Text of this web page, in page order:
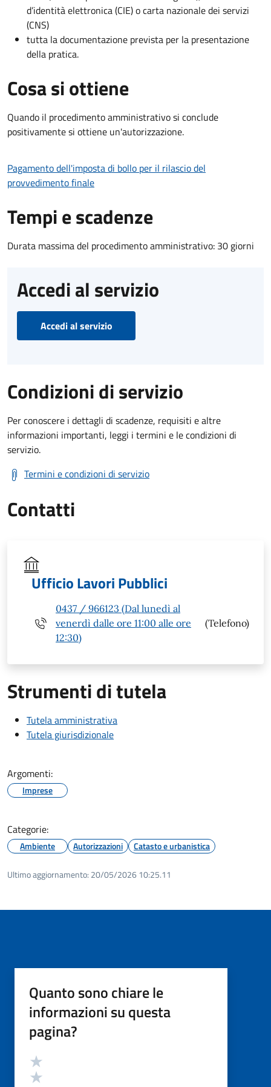
d’identità elettronica (CIE) o carta nazionale dei servizi
(CNS)
tutta la documentazione prevista per la presentazione
della pratica.
Cosa si ottiene
Quando il procedimento amministrativo si conclude
positivamente si ottiene un'autorizzazione.
Pagamento dell'imposta di bollo per il rilascio del
provvedimento finale
Tempi e scadenze
Durata massima del procedimento amministrativo: 30 giorni
Accedi al servizio
Accedi al servizio
Condizioni di servizio
Per conoscere i dettagli di scadenze, requisiti e altre
informazioni importanti, leggi i termini e le condizioni di
servizio.
Termini e condizioni di servizio
Contatti
Ufficio Lavori Pubblici
0437 / 966123 (Dal lunedì al
venerdì dalle ore 11:00 alle ore
12:30)
(Telefono)
Strumenti di tutela
Tutela amministrativa
Tutela giurisdizionale
Argomenti:
Imprese
Categorie:
Ambiente Autorizzazioni Catasto e urbanistica
Ultimo aggiornamento: 20/05/2026 10:25.11
Quanto sono chiare le
informazioni su questa
pagina?
Valutazione